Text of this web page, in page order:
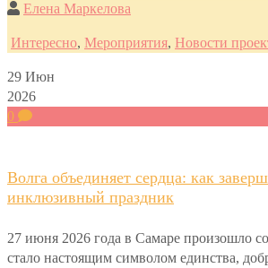
Елена Маркелова
Интересно, Мероприятия, Новости
29 Июн
2026
0
Волга объединяет сердца: как
инклюзивный праздник
27 июня 2026 года в Самаре произошло
стало настоящим символом единства,